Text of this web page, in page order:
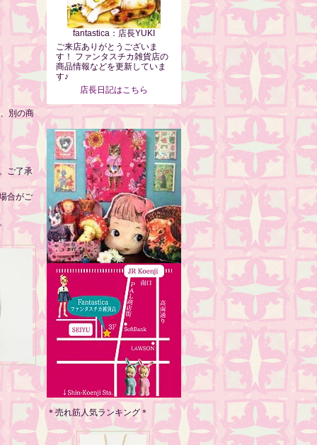
別の商
ご了承
合がご
fantastica：店長YUKI
ご来店ありがとうございま
す！ ファンタスチカ雑貨店の
商品情報などを更新していま
す♪
店長日記はこちら
＊売れ筋人気ランキング＊